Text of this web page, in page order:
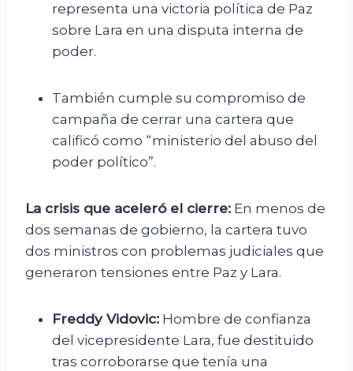
representa una victoria política de Paz
sobre Lara en una disputa interna de
poder.
También cumple su compromiso de
campaña de cerrar una cartera que
calificó como “ministerio del abuso del
poder político”.
La crisis que aceleró el cierre: En menos de
dos semanas de gobierno, la cartera tuvo
dos ministros con problemas judiciales que
generaron tensiones entre Paz y Lara.
Freddy Vidovic: Hombre de confianza
del vicepresidente Lara, fue destituido
tras corroborarse que tenía una